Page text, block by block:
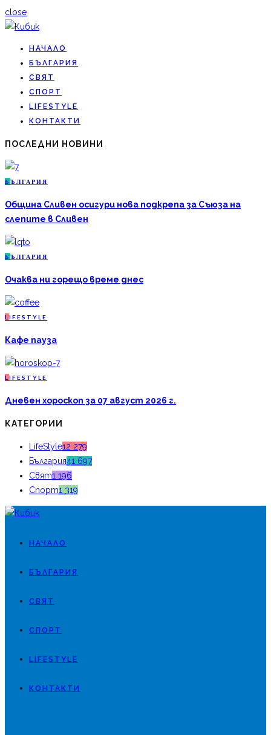
close
НАЧАЛО
БЪЛГАРИЯ
СВЯТ
СПОРТ
LIFESTYLE
КОНТАКТИ
ПОСЛЕДНИ НОВИНИ
Б ЪЛГАРИЯ
Община Сливен осигури нова подкрепа за Съюза на
слепите в Сливен
Б ЪЛГАРИЯ
Очаква ни горещо време днес
L IFESTYLE
Кафе пауза
L IFESTYLE
Дневен хороскоп за 07 август 2026 г.
КАТЕГОРИИ
LifeStyle12 279
България41 697
Свят1 196
Спорт1 319
НАЧАЛО
БЪЛГАРИЯ
СВЯТ
СПОРТ
LIFESTYLE
КОНТАКТИ